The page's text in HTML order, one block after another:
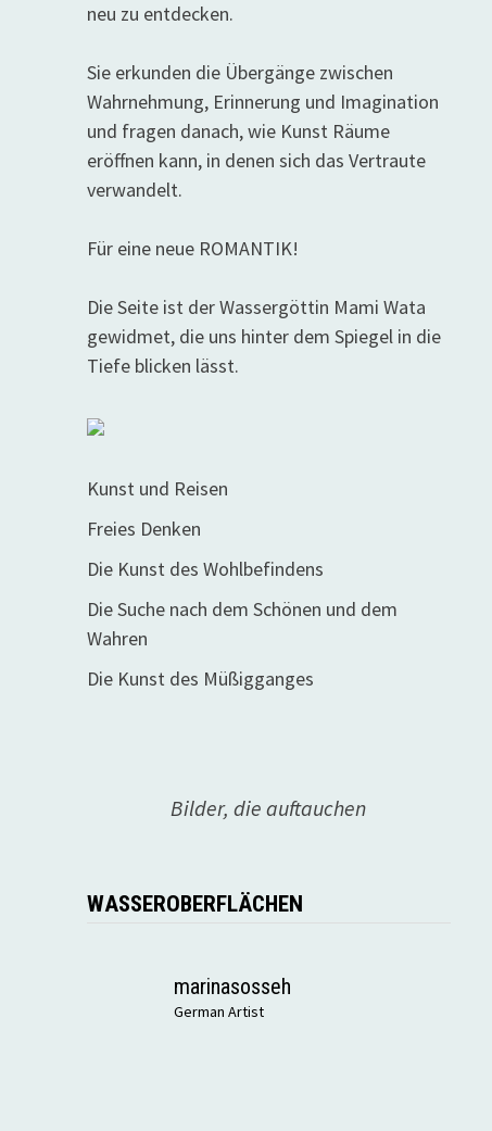
neu zu entdecken.
Sie erkunden die Übergänge zwischen
Wahrnehmung, Erinnerung und Imagination
und fragen danach, wie Kunst Räume
eröffnen kann, in denen sich das Vertraute
verwandelt.
Für eine neue ROMANTIK!
Die Seite ist der Wassergöttin Mami Wata
gewidmet, die uns hinter dem Spiegel in die
Tiefe blicken lässt.
Kunst und Reisen
Freies Denken
Die Kunst des Wohlbefindens
Die Suche nach dem Schönen und dem
Wahren
Die Kunst des Müßigganges
Bilder, die auftauchen
WASSEROBERFLÄCHEN
marinasosseh
German Artist